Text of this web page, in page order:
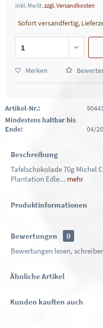
inkl. MwSt. zzgl. Versandkosten
Sofort versandfertig,
Merken
Artikel-Nr.:
Mindestens haltbar bis
Ende:
04/
Beschreibung
Tafelschokolade 70g Michel
Plantation Edle... mehr
Produktinformationen
Bewertungen
0
Bewertungen lesen,
Ähnliche Artikel
Kunden kauften auch